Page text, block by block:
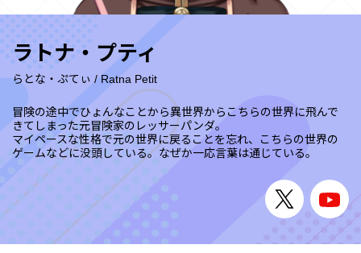
ラトナ・プティ
らとな・ぷてぃ / Ratna Petit
冒険の途中でひょんなことから異世界からこちらの世界に飛んで
きてしまった元冒険家のレッサーパンダ。
マイペースな性格で元の世界に戻ることを忘れ、こちらの世界の
ゲームなどに没頭している。なぜか一応言葉は通じている。